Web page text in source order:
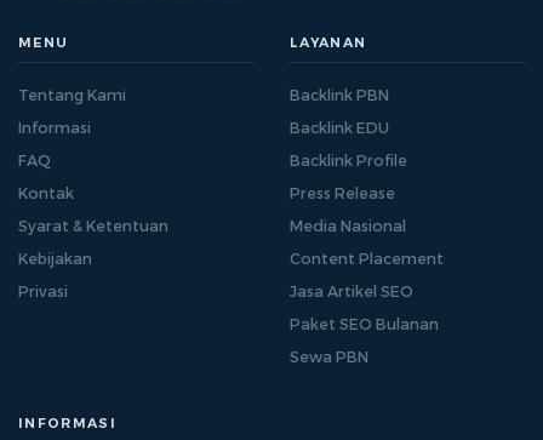
MENU
Tentang Kami
Informasi
FAQ
Kontak
Syarat & Ketentuan
Kebijakan
Privasi
LAYANAN
Backlink PBN
Backlink EDU
Backlink Profile
Press Release
Media Nasional
Content Placement
Jasa Artikel SEO
Paket SEO Bulanan
Sewa PBN
INFORMASI